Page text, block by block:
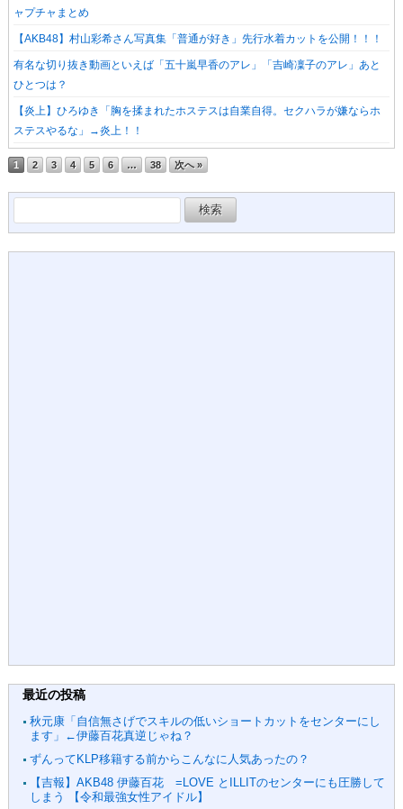
ャプチャまとめ
【AKB48】村山彩希さん写真集「普通が好き」先行水着カットを公開！！！
有名な切り抜き動画といえば「五十嵐早香のアレ」「吉崎凜子のアレ」あと
ひとつは？
【炎上】ひろゆき「胸を揉まれたホステスは自業自得。セクハラが嫌ならホ
ステスやるな」→炎上！！
1 2 3 4 5 6 … 38 次へ »
索:
最近の投稿
秋元康「自信無さげでスキルの低いショートカットをセンターにし
ます」←伊藤百花真逆じゃね？
ずんってKLP移籍する前からこんなに人気あったの？
【吉報】AKB48 伊藤百花 =LOVE とILLITのセンターにも圧勝して
しまう 【令和最強女性アイドル】